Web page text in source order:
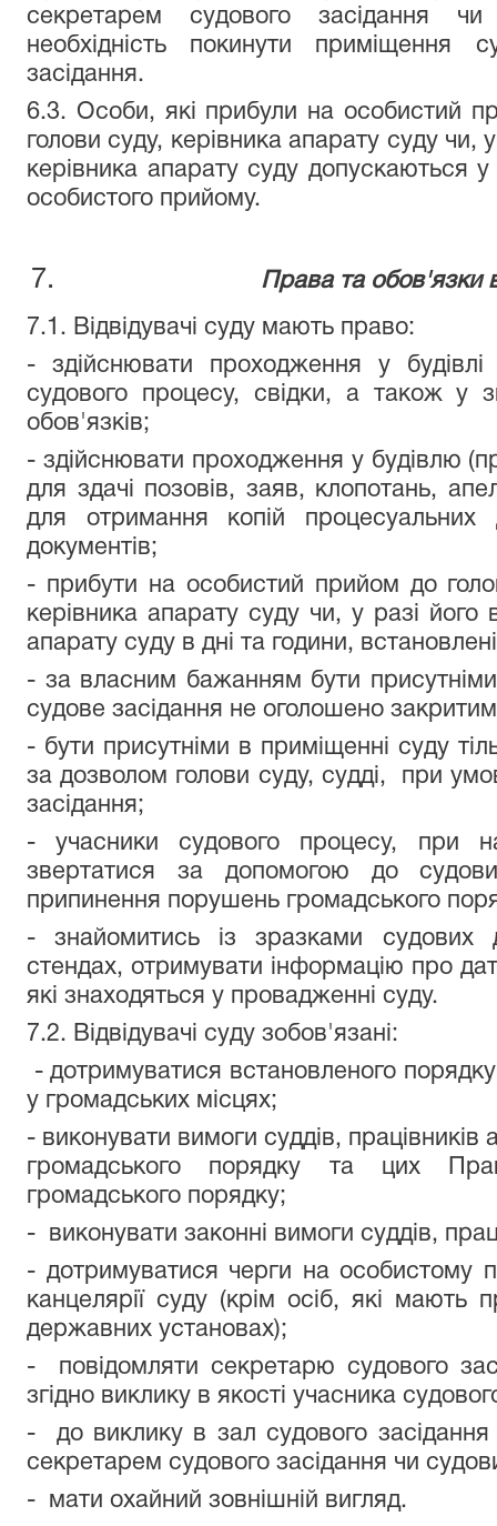
секретарем судового засідання
необхідність покинути приміщення
засідання.
6.3. Особи, які прибули на особистий
голови суду, керівника апарату суду чи,
керівника апарату суду допускаються
особистого прийому.
Права та обов'язки
7.1. Відвідувачі суду мають право:
- здійснювати проходження у
судового процесу, свідки, а також у
обов'язків;
- здійснювати проходження у будівлю
для здачі позовів, заяв, клопотань,
для отримання копій процесуальних
документів;
- прибути на особистий прийом до
керівника апарату суду чи, у разі його
апарату суду в дні та години,
- за власним бажанням бути
судове засідання не оголошено
- бути присутніми в приміщенні суду
за дозволом голови суду, судді, при
засідання;
- учасники судового процесу, при
звертатися за допомогою до
припинення порушень громадського
- знайомитись із зразками судових
стендах, отримувати інформацію про
які знаходяться у провадженні суду.
7.2. Відвідувачі суду зобов'язані:
- дотримуватися встановленого порядку
у громадських місцях;
- виконувати вимоги суддів,
громадського порядку та цих
громадського порядку;
- виконувати законні вимоги суддів,
- дотримуватися черги на особистому
канцелярії суду (крім осіб, які
державних установах);
- повідомляти секретарю судового
згідно виклику в якості учасника
- до виклику в зал судового засідання
секретарем судового засідання чи
- мати охайний зовнішній вигляд.